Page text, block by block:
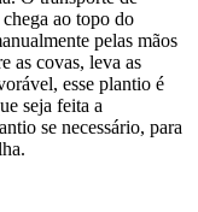
ao topo do
pelas mãos
as covas, leva as
esse plantio é
seja feita a
se necessário, para